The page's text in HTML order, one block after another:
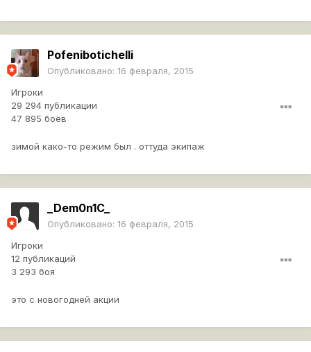
Pofenibotichelli
Опубликовано: 16 февраля, 2015
Игроки
29 294 публикации
47 895 боёв
зимой како-то режим был . оттуда экипаж
_Dem0n1C_
Опубликовано: 16 февраля, 2015
Игроки
12 публикаций
3 293 боя
это с новогодней акции